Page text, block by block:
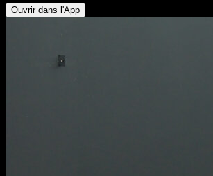
Ouvrir dans l'App